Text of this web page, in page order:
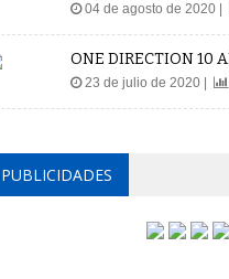
04 de agosto de 2020 |
ONE DIRECTION 10
23 de julio de 2020 |
PUBLICIDADES